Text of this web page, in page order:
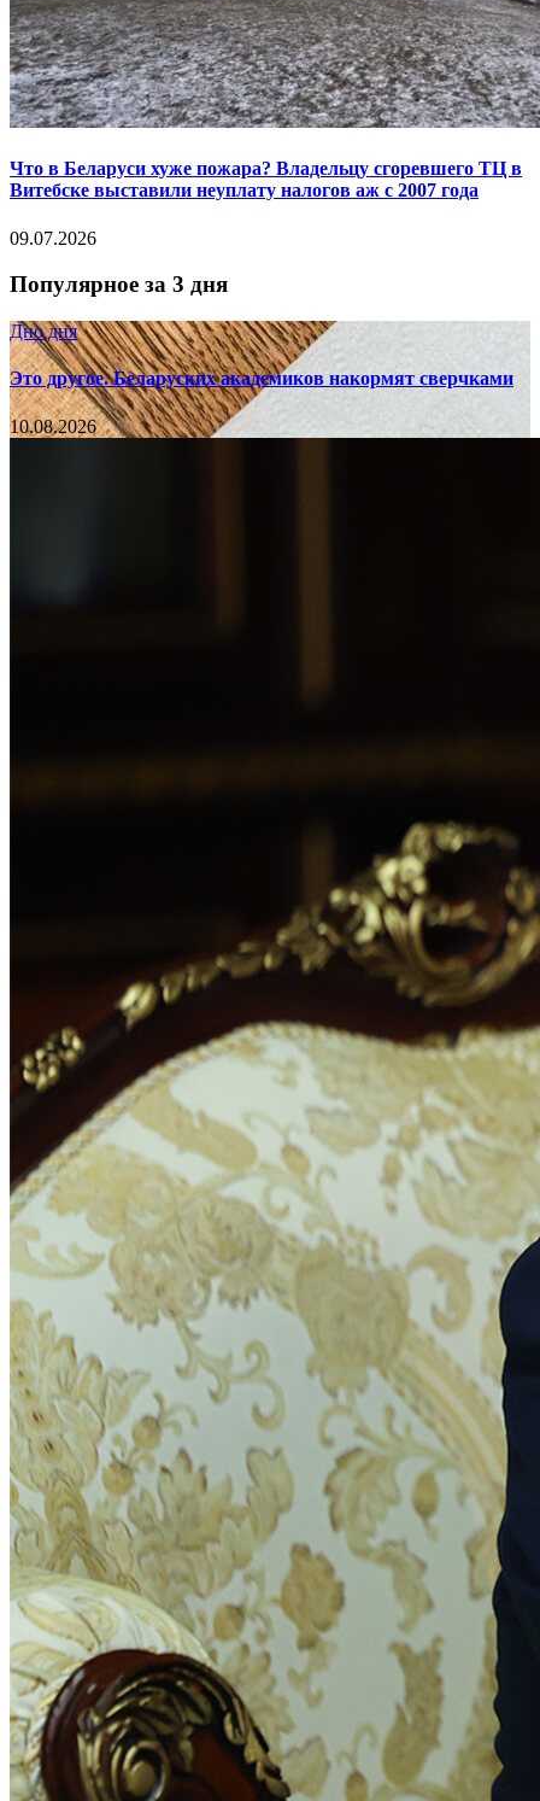
Что в Беларуси хуже пожара? Владельцу сгоревшего ТЦ в
Витебске выставили неуплату налогов аж с 2007 года
09.07.2026
Популярное за 3 дня
Дно дня
Это другое. Беларуских академиков накормят сверчками
10.08.2026